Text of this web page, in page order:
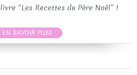
“Les Recettes du Père Noël” !
EN SAVOIR PLUS